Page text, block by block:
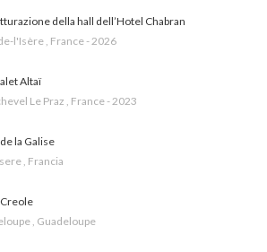
della hall dell’Hotel Chabran
l'Isère , France - 2026
Altaï
Le Praz , France - 2023
la Galise
, Francia
, Guadeloupe